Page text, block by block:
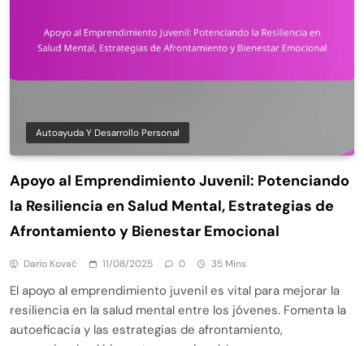
Autoayuda Y Desarrollo Personal
Apoyo al Emprendimiento Juvenil: Potenciando
la Resiliencia en Salud Mental, Estrategias de
Afrontamiento y Bienestar Emocional
Dario Kovač 11/08/2025 0 35 Mins
El apoyo al emprendimiento juvenil es vital para mejorar la
resiliencia en la salud mental entre los jóvenes. Fomenta la
autoeficacia y las estrategias de afrontamiento,